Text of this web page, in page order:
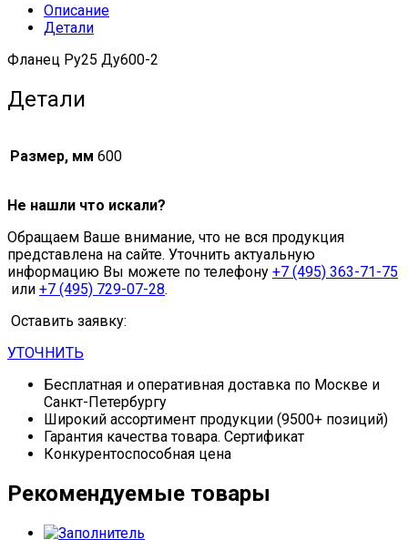
Описание
Детали
Фланец Ру25 Ду600-2
Детали
Размер, мм 600
Не нашли что искали?
Обращаем Ваше внимание, что не вся продукция
представлена на сайте. Уточнить актуальную
информацию Вы можете по телефону +7 (495) 363-71-75
или +7 (495) 729-07-28.
Оставить заявку:
УТОЧНИТЬ
Бесплатная и оперативная доставка по Москве и
Санкт-Петербургу
Широкий ассортимент продукции (9500+ позиций)
Гарантия качества товара. Сертификат
Конкурентоспособная цена
Рекомендуемые товары